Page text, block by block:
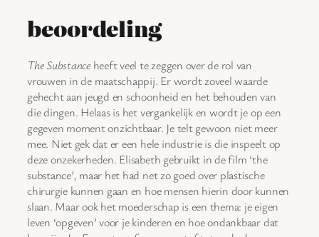
beoordeling
The Substanceheeft veel te zeggen over de rol van
vrouwen in de maatschappij. Er wordt zoveel waarde
gehecht aan jeugd en schoonheid en het behouden van
die dingen. Helaas is het vergankelijk en wordt je op een
gegeven moment onzichtbaar. Je telt gewoon niet meer
mee. Niet gek dat er een hele industrie is die inspeelt op
deze onzekerheden. Elisabeth gebruikt in de film ‘the
substance’, maar het had net zo goed over plastische
chirurgie kunnen gaan en hoe mensen hierin door kunnen
slaan. Maar ook het moederschap is een thema: je eigen
leven ‘opgeven’ voor je kinderen en hoe ondankbaar dat